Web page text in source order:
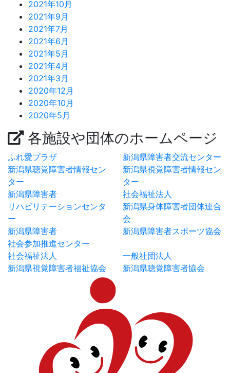
2021年10月
2021年9月
2021年7月
2021年6月
2021年5月
2021年4月
2021年3月
2020年12月
2020年10月
2020年5月
各施設や団体のホームページ
ふれ愛プラザ
新潟県障害者交流センター
新潟県聴覚障害者情報セン
ター
新潟県視覚障害者情報セン
ター
新潟県障害者
リハビリテーションセンタ
ー
社会福祉法人
新潟県身体障害者団体連合
会
新潟県障害者
社会参加推進センター
新潟県障害者スポーツ協会
社会福祉法人
新潟県視覚障害者福祉協会
一般社団法人
新潟県聴覚障害者協会